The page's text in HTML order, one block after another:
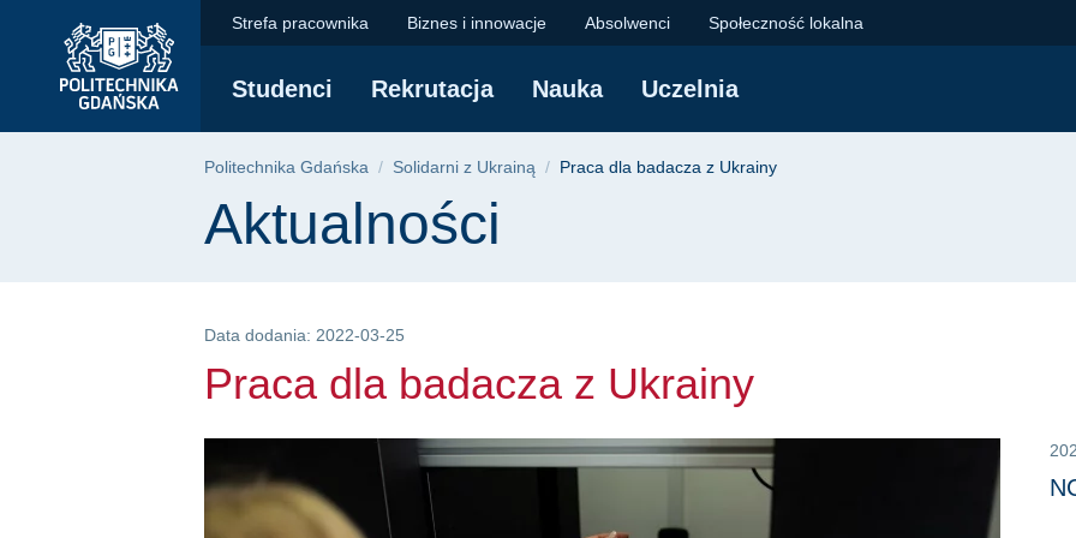
głównego
wyszukiwarki
Praca dla badacza z Ukrainy |
Strefa pracownika Biznes i innowacje Absolwenci Społeczność lokalna
Studenci Rekrutacja Nauka Uczelnia
Ścieżka nawigacyjna
Politechnika Gdańska Solidarni z Ukrainą Praca dla badacza z Ukrainy
Treść strony
Aktualności
Data dodania: 2022-03-25
Praca dla badacza z Ukrainy